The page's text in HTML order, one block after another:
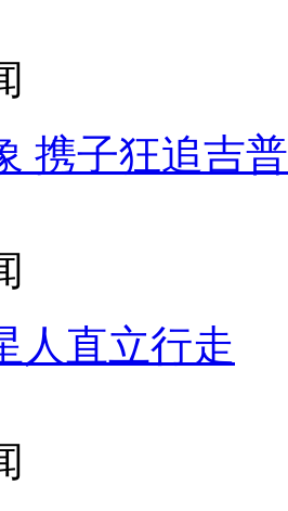
携子狂追吉
人直立行走